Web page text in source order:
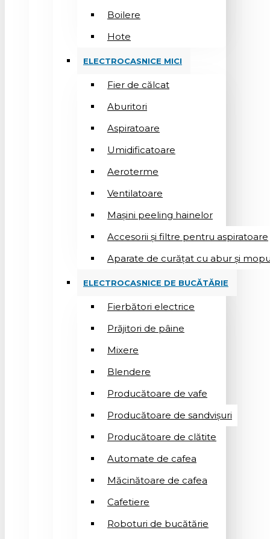
Boilere
Hote
ELECTROCASNICE MICI
Fier de călcat
Aburitori
Aspiratoare
Umidificatoare
Aeroterme
Ventilatoare
Mașini peeling hainelor
Accesorii și filtre pentru aspiratoare
Aparate de curățat cu abur și
ELECTROCASNICE DE BUCĂTĂRIE
Fierbători electrice
Prăjitori de pâine
Mixere
Blendere
Producătoare de vafe
Producătoare de sandvişuri
Producătoare de clătite
Automate de cafea
Măcinătoare de cafea
Cafetiere
Roboturi de bucătărie